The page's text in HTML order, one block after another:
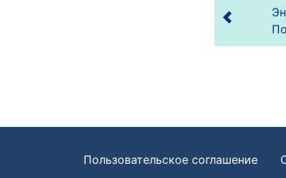
Пользовательское соглашение